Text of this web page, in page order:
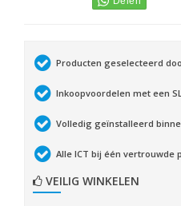
Producten geselecteerd
Inkoopvoordelen met een
Volledig geïnstalleerd
Alle ICT bij één vertrouwde
VEILIG WINKELEN